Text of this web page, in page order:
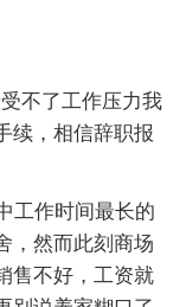
不了工作压力我
续，相信辞职报
工作时间最长的
，然而此刻商场
售不好，工资就